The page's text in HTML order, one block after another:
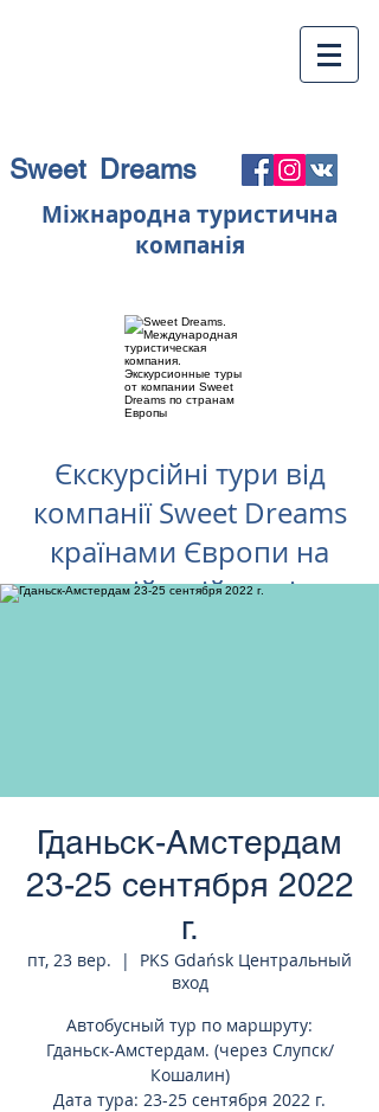
Sweet Dreams
Міжнародна туристична
компанія
Єкскурсійні тури від
компанії Sweet Dreams
країнами Європи на
російській мові
Гданьск-Амстердам
23-25 сентября 2022
г.
пт, 23 вер.
  |
PKS Gdańsk Центральный
вход
Автобусный тур по маршруту:
Гданьск-Амстердам. (через Слупск/
Кошалин)
Дата тура: 23-25 сентября 2022 г.